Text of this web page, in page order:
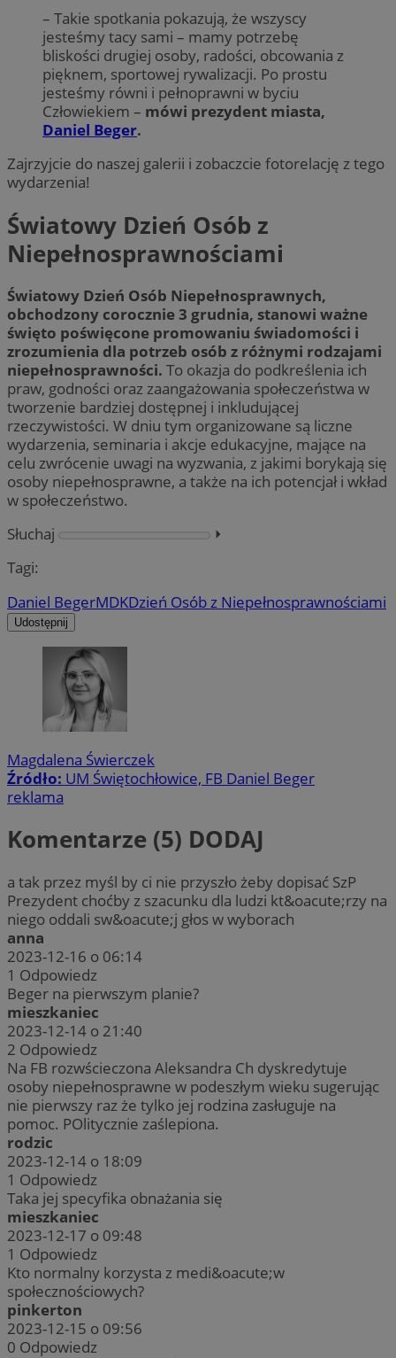
– Takie spotkania pokazują, że wszyscy
jesteśmy tacy sami – mamy potrzebę
bliskości drugiej osoby, radości, obcowania z
pięknem, sportowej rywalizacji. Po prostu
jesteśmy równi i pełnoprawni w byciu
Człowiekiem – mówi prezydent miasta,
Daniel Beger.
Zajrzyjcie do naszej galerii i zobaczcie fotorelację z tego
wydarzenia!
Światowy Dzień Osób z
Niepełnosprawnościami
Światowy Dzień Osób Niepełnosprawnych,
obchodzony corocznie 3 grudnia, stanowi ważne
święto poświęcone promowaniu świadomości i
zrozumienia dla potrzeb osób z różnymi rodzajami
niepełnosprawności. To okazja do podkreślenia ich
praw, godności oraz zaangażowania społeczeństwa w
tworzenie bardziej dostępnej i inkludującej
rzeczywistości. W dniu tym organizowane są liczne
wydarzenia, seminaria i akcje edukacyjne, mające na
celu zwrócenie uwagi na wyzwania, z jakimi borykają się
osoby niepełnosprawne, a także na ich potencjał i wkład
w społeczeństwo.
Słuchaj
⏵︎
Tagi:
Daniel BegerMDKDzień Osób z Niepełnosprawnościami
Udostępnij
Magdalena Świerczek
Źródło: UM Świętochłowice, FB Daniel Beger
reklama
Komentarze (5) DODAJ
a tak przez myśl by ci nie przyszło żeby dopisać SzP
Prezydent choćby z szacunku dla ludzi kt&oacute;rzy na
niego oddali sw&oacute;j głos w wyborach
anna
2023-12-16 o 06:14
1 Odpowiedz
Beger na pierwszym planie?
mieszkaniec
2023-12-14 o 21:40
2 Odpowiedz
Na FB rozwścieczona Aleksandra Ch dyskredytuje
osoby niepełnosprawne w podeszłym wieku sugerując
nie pierwszy raz że tylko jej rodzina zasługuje na
pomoc. POlitycznie zaślepiona.
rodzic
2023-12-14 o 18:09
1 Odpowiedz
Taka jej specyfika obnażania się
mieszkaniec
2023-12-17 o 09:48
1 Odpowiedz
Kto normalny korzysta z medi&oacute;w
społecznościowych?
pinkerton
2023-12-15 o 09:56
0 Odpowiedz